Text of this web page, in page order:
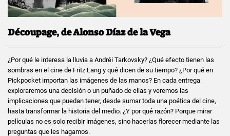
Découpage, de Alonso Díaz de la Vega
¿Por qué le interesa la lluvia a Andréi Tarkovsky? ¿Qué efecto tienen las
sombras en el cine de Fritz Lang y qué dicen de su tiempo? ¿Por qué en
Pickpocket importan las imágenes de las manos? En cada entrega
exploraremos una decisión o un puñado de ellas y veremos las
implicaciones que puedan tener, desde sumar toda una poética del cine,
hasta transformar la historia del medio. ¿Y por qué razón? Porque mirar
películas no es solo recibir imágenes, sino hacerlas florecer mediante las
preguntas que les hagamos.